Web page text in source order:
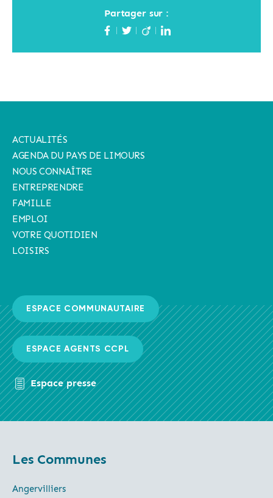
Partager sur :
ACTUALITÉS
AGENDA DU PAYS DE LIMOURS
NOUS CONNAÎTRE
ENTREPRENDRE
FAMILLE
EMPLOI
VOTRE QUOTIDIEN
LOISIRS
ESPACE COMMUNAUTAIRE
ESPACE AGENTS CCPL
Espace presse
Les Communes
Angervilliers